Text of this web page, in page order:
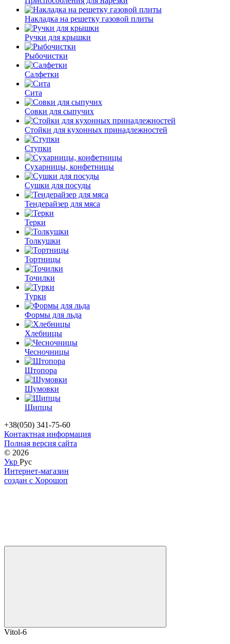
Накладка на решетку газовой плиты
Ручки для крышки
Рыбочистки
Салфетки
Сита
Совки для сыпучих
Стойки для кухонных принадлежностей
Ступки
Сухарницы, конфетницы
Сушки для посуды
Тендерайзер для мяса
Терки
Толкушки
Тортницы
Точилки
Турки
Формы для льда
Хлебницы
Чесночницы
Штопора
Шумовки
Щипцы
+38(050) 341-75-60
Контактная информация
Полная версия сайта
© 2026
Укр Рус
Интернет-магазин
создан с Хорошоп
Vitol-6